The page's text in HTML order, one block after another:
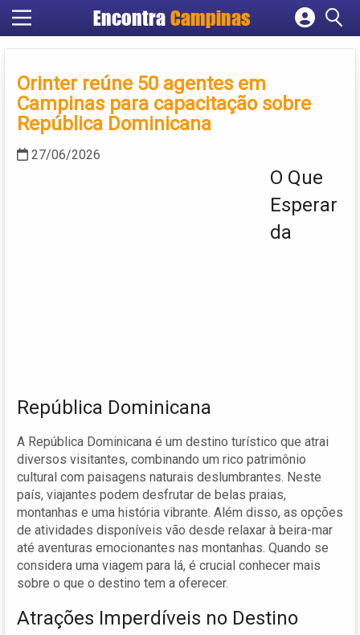
Encontra Campinas
Cadastrar empresa
Criar conta
Orinter reúne 50 agentes em
Campinas para capacitação sobre
República Dominicana
27/06/2026
O Que
Esperar
da
República Dominicana
A República Dominicana é um destino turístico que atrai
diversos visitantes, combinando um rico patrimônio
cultural com paisagens naturais deslumbrantes. Neste
país, viajantes podem desfrutar de belas praias,
montanhas e uma história vibrante. Além disso, as opções
de atividades disponíveis vão desde relaxar à beira-mar
até aventuras emocionantes nas montanhas. Quando se
considera uma viagem para lá, é crucial conhecer mais
sobre o que o destino tem a oferecer.
Atrações Imperdíveis no Destino